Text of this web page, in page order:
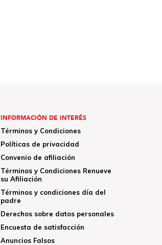
INFORMACIÓN DE INTERÉS
Términos y Condiciones
Políticas de privacidad
Convenio de afiliación
Términos y Condiciones Renueve
su Afiliación
Términos y condiciones día del
padre
Derechos sobre datos personales
Encuesta de satisfacción
Anuncios Falsos